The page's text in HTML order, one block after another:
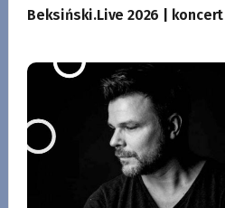
Beksiński.Live 2026 |